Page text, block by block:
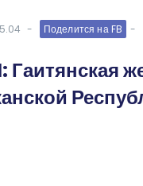
Поделится на FB